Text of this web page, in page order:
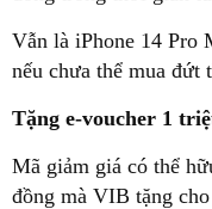
Vẫn là iPhone 14 Pro
nếu chưa thể mua đứt
Tặng e-voucher 1
Mã giảm giá có thể
đồng mà VIB tặng